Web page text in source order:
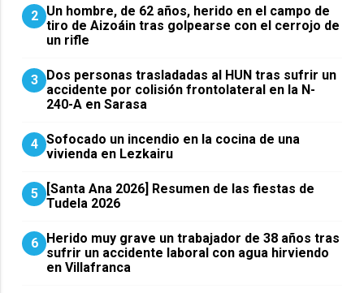
2 Un hombre, de 62 años, herido en el campo de
tiro de Aizoáin tras golpearse con el cerrojo de
un rifle
3 ​Dos personas trasladadas al HUN tras sufrir un
accidente por colisión frontolateral en la N-
240-A en Sarasa
4 Sofocado un incendio en la cocina de una
vivienda en Lezkairu
5
[Santa Ana 2026] Resumen de las fiestas de
Tudela 2026
6 Herido muy grave un trabajador de 38 años tras
sufrir un accidente laboral con agua hirviendo
en Villafranca